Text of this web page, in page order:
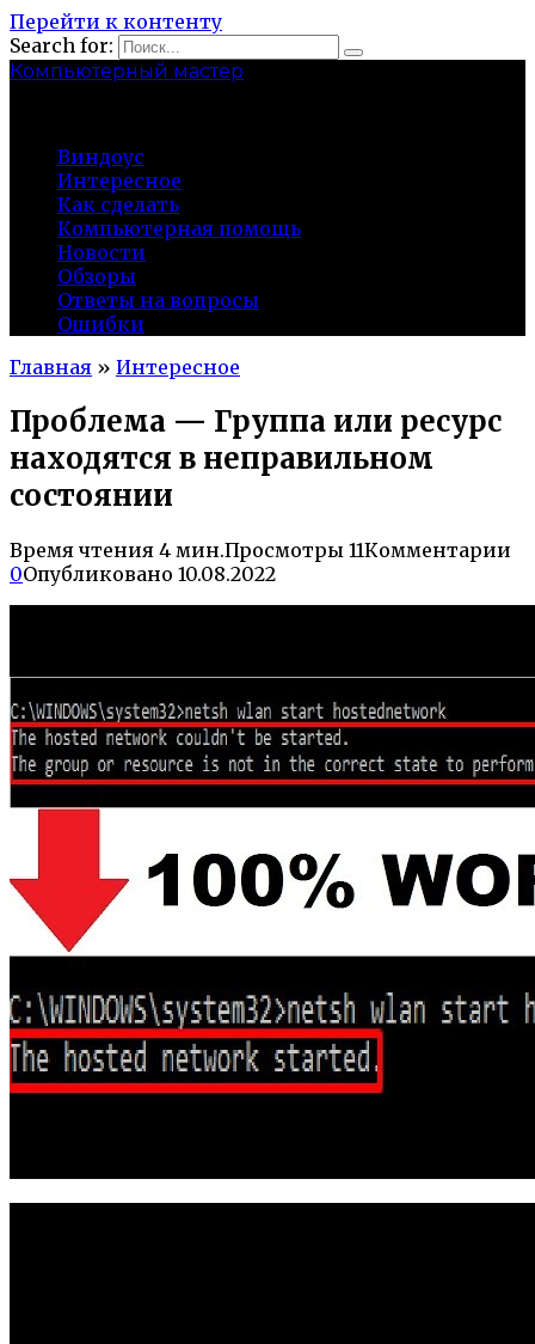
Перейти к контенту
Search for:
Компьютерный мастер
Виндоус
Интересное
Как сделать
Компьютерная помощь
Новости
Обзоры
Ответы на вопросы
Ошибки
Главная » Интересное
Проблема — Группа или ресурс
находятся в неправильном
состоянии
Время чтения 4 мин.Просмотры 11Комментарии
0Опубликовано 10.08.2022